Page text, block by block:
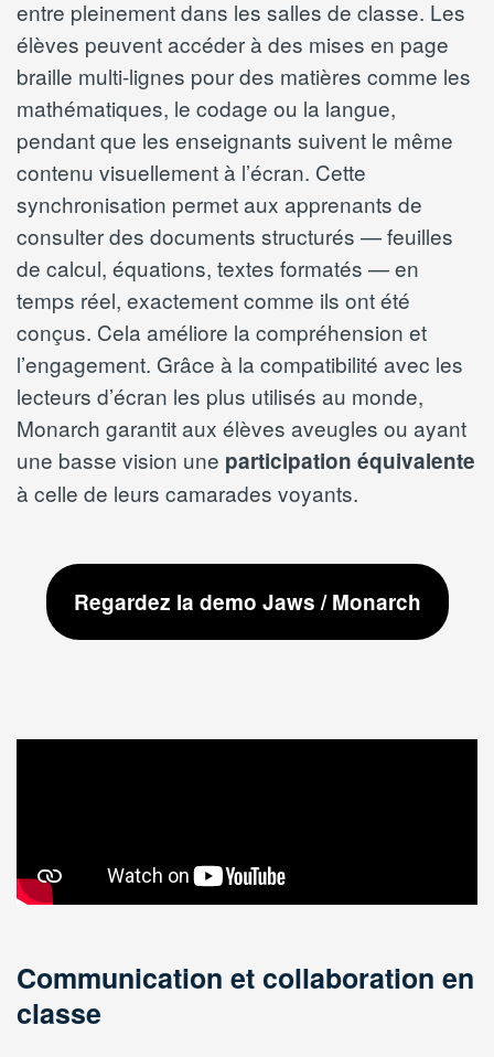
entre pleinement dans les salles de classe. Les
élèves peuvent accéder à des mises en page
braille multi-lignes pour des matières comme les
mathématiques, le codage ou la langue,
pendant que les enseignants suivent le même
contenu visuellement à l’écran. Cette
synchronisation permet aux apprenants de
consulter des documents structurés — feuilles
de calcul, équations, textes formatés — en
temps réel, exactement comme ils ont été
conçus. Cela améliore la compréhension et
l’engagement. Grâce à la compatibilité avec les
lecteurs d’écran les plus utilisés au monde,
Monarch garantit aux élèves aveugles ou ayant
une basse vision une participation équivalente
à celle de leurs camarades voyants.
Regardez la demo Jaws / Monarch
Communication et collaboration en
classe